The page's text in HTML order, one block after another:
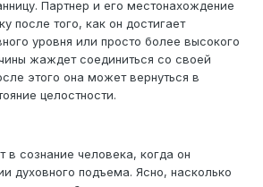
Партнер и его местонахождение
после того, как он достигает
уровня или просто более высокого
жаждет соединиться со своей
этого она может вернуться в
целостности.
в сознание человека, когда он
духовного подъема. Ясно, насколько